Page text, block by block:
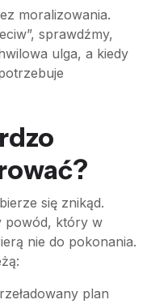
moralizowania.
sprawdźmy,
ulga, a kiedy
się znikąd.
powód, który w
nie do pokonania.
plan